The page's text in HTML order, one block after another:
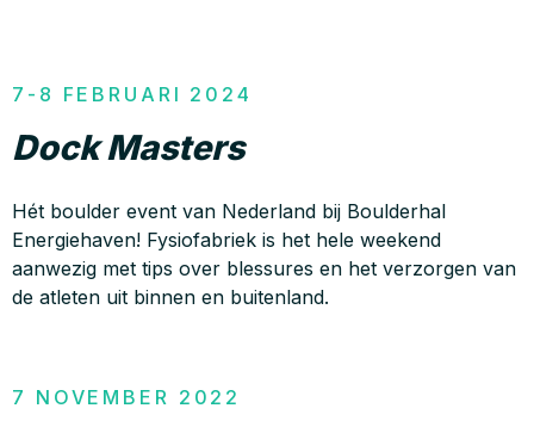
7-8 FEBRUARI 2024
Dock Masters
Hét boulder event van Nederland bij Boulderhal
Energiehaven! Fysiofabriek is het hele weekend
aanwezig met tips over blessures en het verzorgen van
de atleten uit binnen en buitenland.
7 NOVEMBER 2022